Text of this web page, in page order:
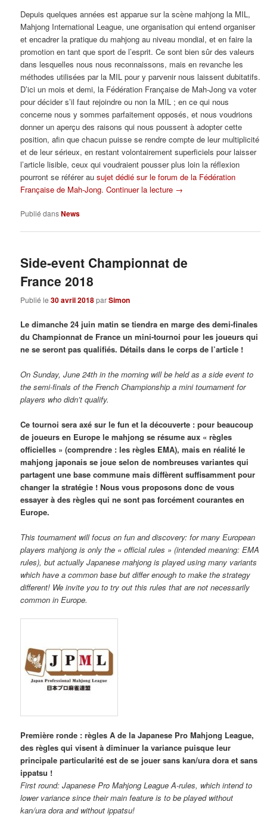
Depuis quelques années est apparue sur la scène mahjong la MIL,
Mahjong International League, une organisation qui entend organiser
et encadrer la pratique du mahjong au niveau mondial, et en faire la
promotion en tant que sport de l’esprit. Ce sont bien sûr des valeurs
dans lesquelles nous nous reconnaissons, mais en revanche les
méthodes utilisées par la MIL pour y parvenir nous laissent dubitatifs.
D’ici un mois et demi, la Fédération Française de Mah-Jong va voter
pour décider s’il faut rejoindre ou non la MIL ; en ce qui nous
concerne nous y sommes parfaitement opposés, et nous voudrions
donner un aperçu des raisons qui nous poussent à adopter cette
position, afin que chacun puisse se rendre compte de leur multiplicité
et de leur sérieux, en restant volontairement superficiels pour laisser
l’article lisible, ceux qui voudraient pousser plus loin la réflexion
pourront se référer ausujet dédié sur le forum de la Fédération
Française de Mah-Jong.Continuer la lecture →
Publié dansNews
Side-event Championnat de
France 2018
Publié le30 avril 2018parSimon
Le dimanche 24 juin matin se tiendra en marge des demi-finales
du Championnat de France un mini-tournoi pour les joueurs qui
ne se seront pas qualifiés. Détails dans le corps de l’article !
On Sunday, June 24th in the morning will be held as a side event to
the semi-finals of the French Championship a mini tournament for
players who didn’t qualify.
Ce tournoi sera axé sur le fun et la découverte : pour beaucoup
de joueurs en Europe le mahjong se résume aux « règles
officielles » (comprendre : les règles EMA), mais en réalité le
mahjong japonais se joue selon de nombreuses variantes qui
partagent une base commune mais diffèrent suffisamment pour
changer la stratégie ! Nous vous proposons donc de vous
essayer à des règles qui ne sont pas forcément courantes en
Europe.
This tournament will focus on fun and discovery: for many European
players mahjong is only the « official rules » (intended meaning: EMA
rules), but actually Japanese mahjong is played using many variants
which have a common base but differ enough to make the strategy
different! We invite you to try out this rules that are not necessarily
common in Europe.
Première ronde : règles A de la Japanese Pro Mahjong League,
des règles qui visent à diminuer la variance puisque leur
principale particularité est de se jouer sans kan/ura dora et sans
ippatsu !
First round: Japanese Pro Mahjong League A-rules, which intend to
lower variance since their main feature is to be played without
kan/ura dora and without ippatsu!